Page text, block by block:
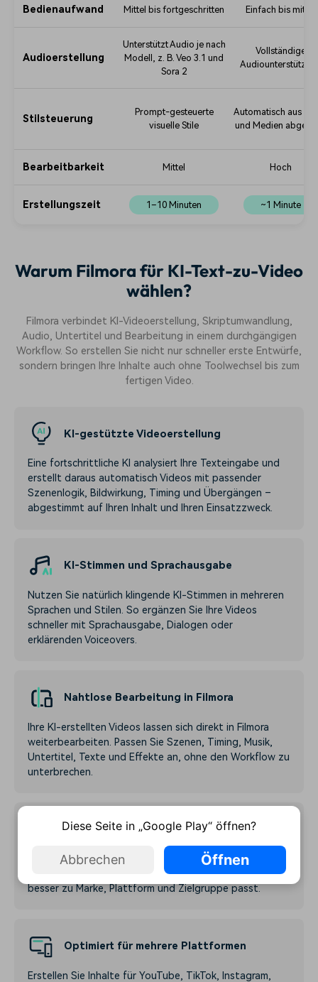
Bedienaufwand Mittel bis fortgeschritten Einfach bis mittel
Audioerstellung
Unterstützt Audio je nach
Modell, z. B. Veo 3.1 und
Sora 2
Vollständige
Stilsteuerung
Prompt-gesteuerte
visuelle Stile
Automatisch aus
und Medien
Bearbeitbarkeit Mittel Hoch
Erstellungszeit 1–10 Minuten ~1 Minute
Warum Filmora für KI-Text-zu-Video
wählen?
Filmora verbindet KI-Videoerstellung, Skriptumwandlung,
Audio, Untertitel und Bearbeitung in einem durchgängigen
Workflow. So erstellen Sie nicht nur schneller erste Entwürfe,
sondern bringen Ihre Inhalte auch ohne Toolwechsel bis zum
fertigen Video.
KI-gestützte Videoerstellung
Eine fortschrittliche KI analysiert Ihre Texteingabe und
erstellt daraus automatisch Videos mit passender
Szenenlogik, Bildwirkung, Timing und Übergängen –
abgestimmt auf Ihren Inhalt und Ihren Einsatzzweck.
KI-Stimmen und Sprachausgabe
Nutzen Sie natürlich klingende KI-Stimmen in mehreren
Sprachen und Stilen. So ergänzen Sie Ihre Videos
schneller mit Sprachausgabe, Dialogen oder
erklärenden Voiceovers.
Nahtlose Bearbeitung in Filmora
Ihre KI-erstellten Videos lassen sich direkt in Filmora
weiterbearbeiten. Passen Sie Szenen, Timing, Musik,
Untertitel, Texte und Effekte an, ohne den Workflow zu
unterbrechen.
Flexible Anpassung nach der Erstellung
Bearbeiten Sie Stil, Text, Audio, Tempo, Übergänge
und visuelle Details gezielt weiter, damit das Ergebnis
besser zu Marke, Plattform und Zielgruppe passt.
Optimiert für mehrere Plattformen
Erstellen Sie Inhalte für YouTube, TikTok, Instagram,
Diese Seite in „Google Play“ öffnen?
Abbrechen Öffnen